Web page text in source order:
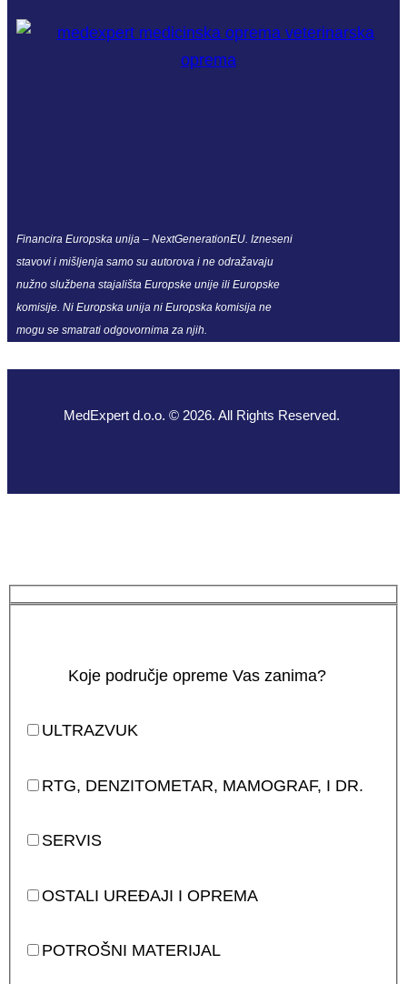
Financira Europska unija – NextGenerationEU. Izneseni
stavovi i mišljenja samo su autorova i ne odražavaju
nužno službena stajališta Europske unije ili Europske
komisije. Ni Europska unija ni Europska komisija ne
mogu se smatrati odgovornima za njih.
MedExpert d.o.o. © 2026. All Rights Reserved.
Koje područje opreme Vas zanima?
ULTRAZVUK
RTG, DENZITOMETAR, MAMOGRAF, I DR.
SERVIS
OSTALI UREĐAJI I OPREMA
POTROŠNI MATERIJAL